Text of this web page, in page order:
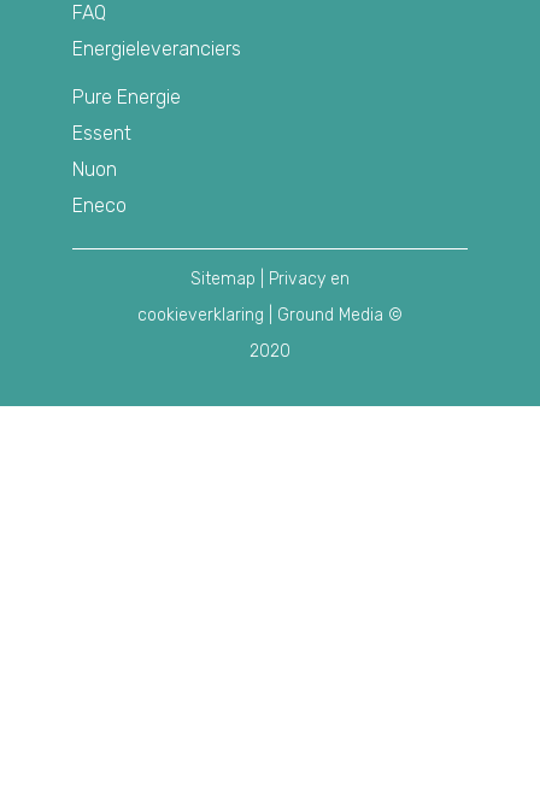
FAQ
Energieleveranciers
Pure Energie
Essent
Nuon
Eneco
Sitemap
Privacy en
cookieverklaring | Ground Media ©
2020